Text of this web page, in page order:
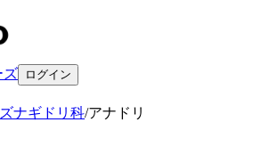
ズ ログイン
ナギドリ科/アナドリ